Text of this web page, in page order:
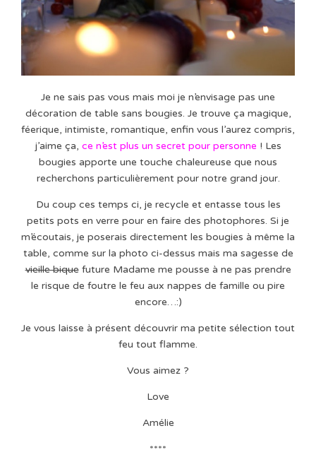
Je ne sais pas vous mais moi je n’envisage pas une
décoration de table sans bougies. Je trouve ça magique,
féerique, intimiste, romantique, enfin vous l’aurez compris,
j’aime ça, ce n’est plus un secret pour personne ! Les
bougies apporte une touche chaleureuse que nous
recherchons particulièrement pour notre grand jour.
Du coup ces temps ci, je recycle et entasse tous les
petits pots en verre pour en faire des photophores. Si je
m’écoutais, je poserais directement les bougies à même la
table, comme sur la photo ci-dessus mais ma sagesse de
vieille biquefuture Madame me pousse à ne pas prendre
le risque de foutre le feu aux nappes de famille ou pire
encore…:)
Je vous laisse à présent découvrir ma petite sélection tout
feu tout flamme.
Vous aimez ?
Love
Amélie
****